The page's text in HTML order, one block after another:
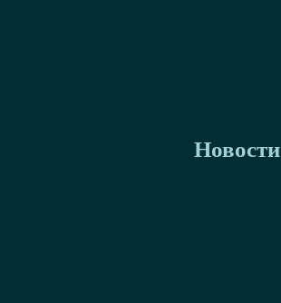
Новости